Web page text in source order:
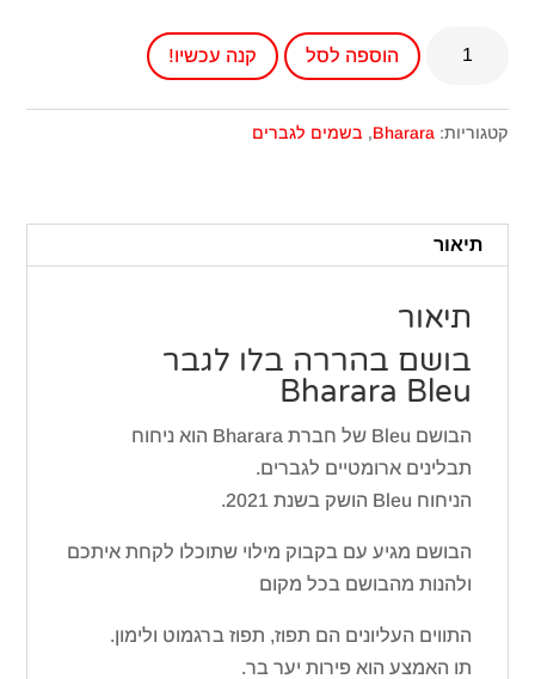
בהררה
Bleu
הוספה לסל קנה עכשיו!
קטגוריות: Bharara
, בשמים לגברים
תיאור
תיאור
בושם בהררה בלו לגבר
Bharara Bleu
הבושם Bleu של חברת Bharara הוא ניחוח
תבלינים ארומטיים לגברים.
הניחוח Bleu הושק בשנת 2021.
הבושם מגיע עם בקבוק מילוי שתוכלו לקחת איתכם
ולהנות מהבושם בכל מקום
התווים העליונים הם תפוז, תפוז ברגמוט ולימון.
תו האמצע הוא פירות יער בר.